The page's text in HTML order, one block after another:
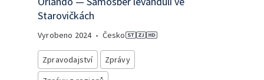
Starovičkách
Vyrobeno 2024• Česko
Zpravodajství
Zprávy